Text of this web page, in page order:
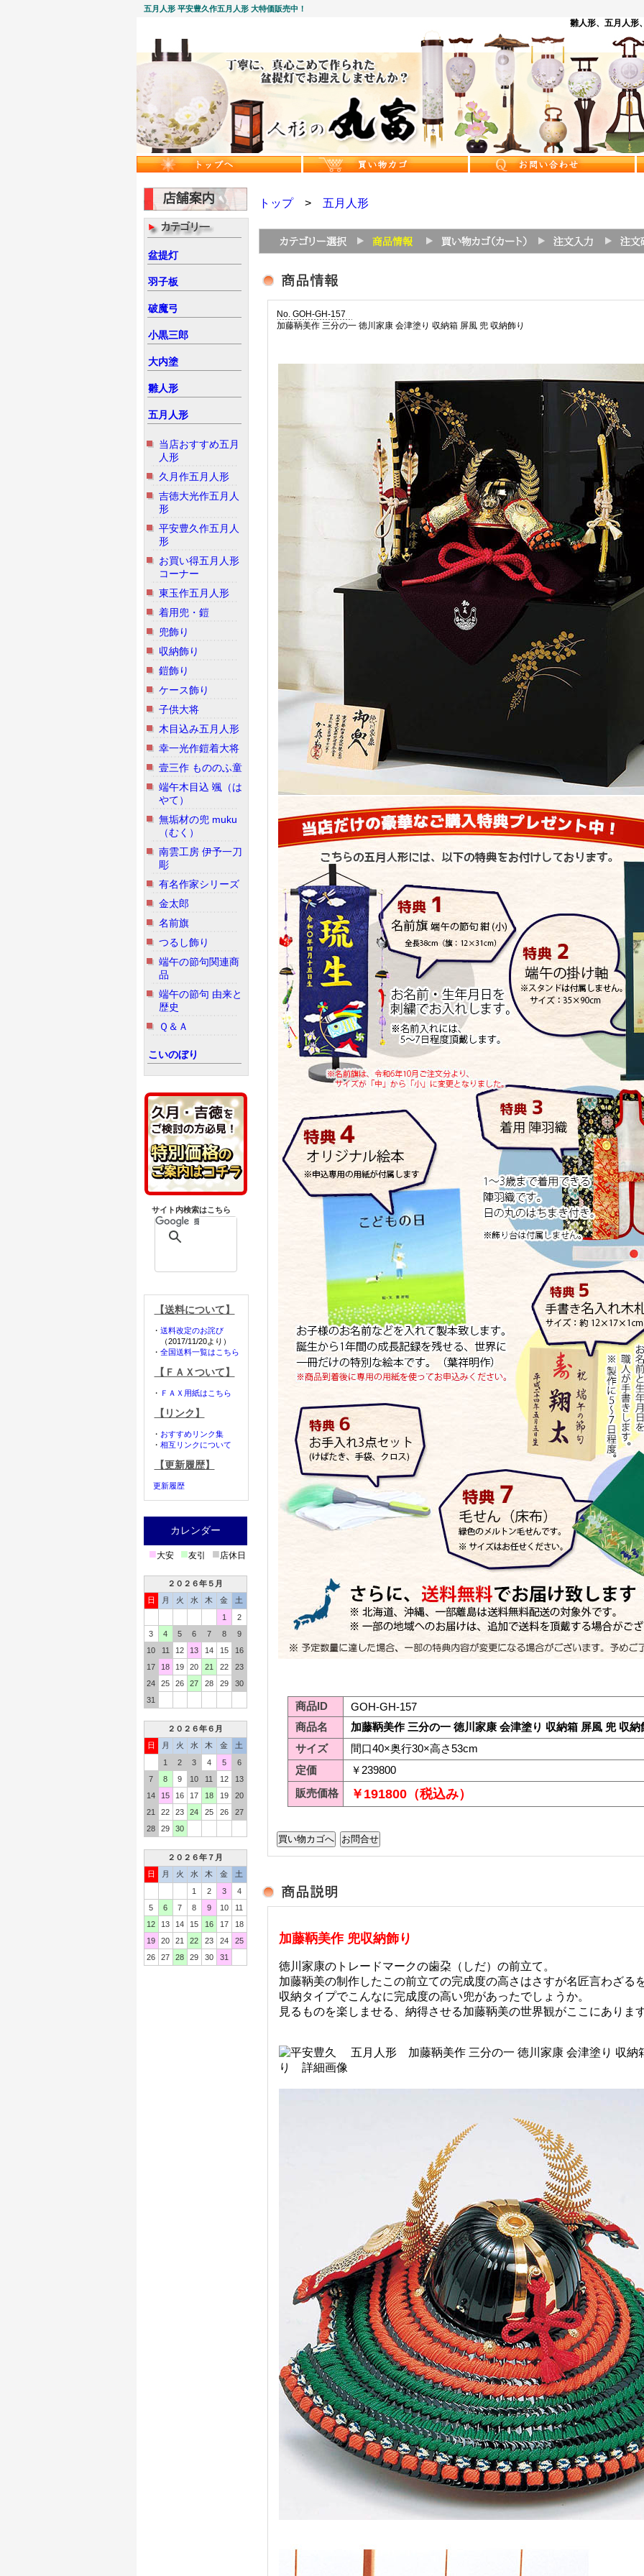
五月人形 平安豊久作五月人形 大特価販売中！
雛人形、五月人形
盆提灯
羽子板
破魔弓
小黒三郎
大内塗
雛人形
五月人形
当店おすすめ五月
人形
久月作五月人形
吉徳大光作五月人
形
平安豊久作五月人
形
お買い得五月人形
コーナー
東玉作五月人形
着用兜・鎧
兜飾り
収納飾り
鎧飾り
ケース飾り
子供大将
木目込み五月人形
幸一光作鎧着大将
壹三作 もののふ童
端午木目込 颯（は
やて）
無垢材の兜 muku
（むく）
南雲工房 伊予一刀
彫
有名作家シリーズ
金太郎
名前旗
つるし飾り
端午の節句関連商
品
端午の節句 由来と
歴史
Ｑ＆Ａ
こいのぼり
サイト内検索はこちら
【送料について】
・ 送料改定のお詫び
（2017/11/20より）
・ 全国送料一覧はこちら
【ＦＡＸついて】
・ ＦＡＸ用紙はこちら
【リンク】
・ おすすめリンク集
・ 相互リンクについて
【更新履歴】
更新履歴
カレンダー
■大安 ■友引 ■店休日
２０２６年５月
日
月 火 水 木 金
土
1
2
3
4 5 6 7 8
9
10
11 12 13 14 15
16
17
18 19 20 21 22
23
24
25 26 27 28 29
30
31
２０２６年６月
日
月 火 水 木 金
土
1
2 3 4 5
6
7
8 9 10 11 12
13
14
15 16 17 18 19
20
21
22 23 24 25 26
27
28
29 30
２０２６年７月
日
月 火 水 木 金
土
1
2 3
4
5
6 7 8 9 10
11
12
13 14 15 16 17
18
19
20 21 22 23 24
25
26
27 28 29 30 31
トップ> 五月人形
No. GOH-GH-157
加藤鞆美作 三分の一 徳川家康 会津塗り 収納箱 屏風 兜 収納飾り
商品ID
GOH-GH-157
商品名
加藤鞆美作 三分の一 徳川家康 会津塗り 収納箱 屏風 兜 収納
サイズ
間口40×奥行30×高さ53cm
定価
￥239800
販売価格
￥191800（税込み）
加藤鞆美作 兜収納飾り
徳川家康のトレードマークの歯朶（しだ）の前立て。
加藤鞆美の制作したこの前立ての完成度の高さはさすが名匠言わざる
収納タイプでこんなに完成度の高い兜があったでしょうか。
見るものを楽しませる、納得させる加藤鞆美の世界観がここにありま